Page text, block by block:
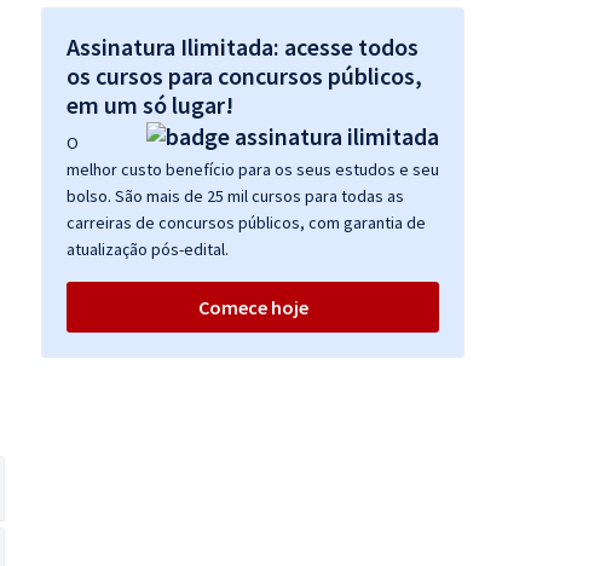
Assinatura Ilimitada: acesse todos
os cursos para concursos públicos,
em um só lugar!
O
melhor custo benefício para os seus estudos e seu
bolso. São mais de 25 mil cursos para todas as
carreiras de concursos públicos, com garantia de
atualização pós-edital.
Comece hoje